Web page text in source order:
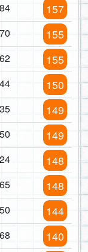
84 157
70 155
62 155
44 150
35 149
50 149
24 148
65 148
50 144
68 140